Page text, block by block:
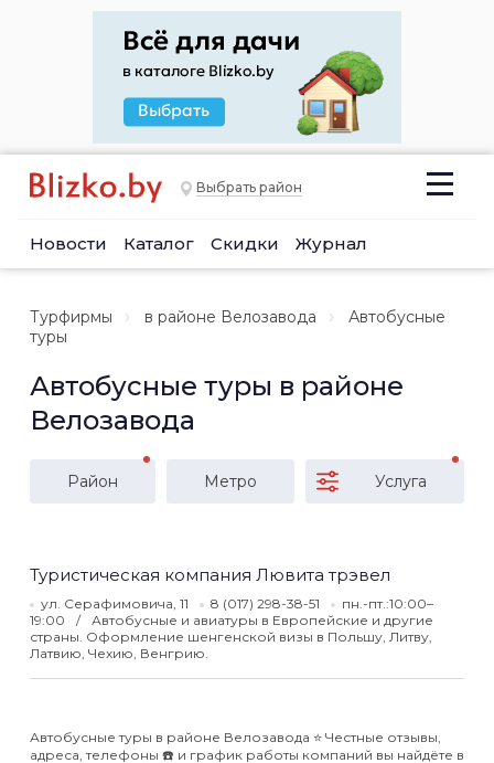
Выбрать район
Новости Каталог Скидки Журнал
Турфирмы в районе Велозавода
Автобусные
туры
Автобусные туры в районе
Велозавода
Район Метро Услуга
Туристическая компания Лювита трэвел
ул. Серафимовича, 11 8 (017) 298-38-51
пн.-пт.:10:00–
19:00
Автобусные и авиатуры в Европейские и другие
страны. Оформление шенгенской визы в Польшу, Литву,
Латвию, Чехию, Венгрию.
Автобусные туры в районе Велозавода ⭐️ Честные отзывы,
адреса, телефоны ☎️ и график работы компаний вы найдёте в